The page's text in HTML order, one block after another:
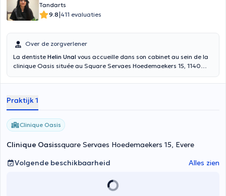
Tandarts
9.8|411 evaluaties
Over de zorgverlener
La dentiste Helin Unal vous accueille dans son cabinet au sein de la
clinique Oasis située au Square Servaes Hoedemaekers 15, 1140
prendre rendez-vous avec elle sur son agenda en ligne ou par
Praktijk 1
Clinique Oasis
Clinique Oasissquare Servaes Hoedemaekers 15, Evere
Volgende beschikbaarheid
Alles zien